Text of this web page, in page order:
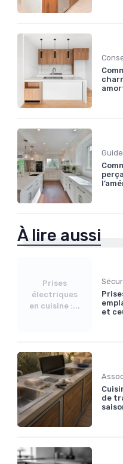
À lire aussi
Prises
électriques
en cuisine :...
et
de